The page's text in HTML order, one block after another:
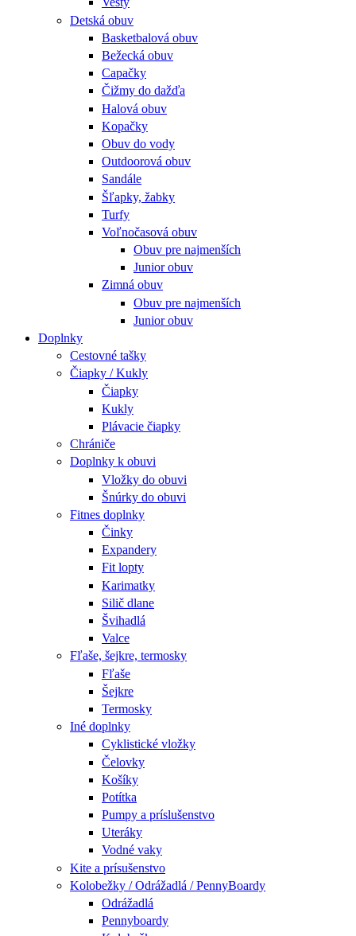
Detská obuv
Basketbalová obuv
Bežecká obuv
Capačky
Čižmy do dažďa
Halová obuv
Kopačky
Obuv do vody
Outdoorová obuv
Sandále
Šľapky, žabky
Turfy
Voľnočasová obuv
Obuv pre najmenších
Junior obuv
Zimná obuv
Obuv pre najmenších
Junior obuv
Doplnky
Cestovné tašky
Čiapky / Kukly
Čiapky
Kukly
Plávacie čiapky
Chrániče
Doplnky k obuvi
Vložky do obuvi
Šnúrky do obuvi
Fitnes doplnky
Činky
Expandery
Fit lopty
Karimatky
Silič dlane
Švihadlá
Valce
Fľaše, šejkre, termosky
Fľaše
Šejkre
Termosky
Iné doplnky
Cyklistické vložky
Čelovky
Košíky
Potítka
Pumpy a príslušenstvo
Uteráky
Vodné vaky
Kite a prísušenstvo
Kolobežky / Odrážadlá / PennyBoardy
Odrážadlá
Pennyboardy